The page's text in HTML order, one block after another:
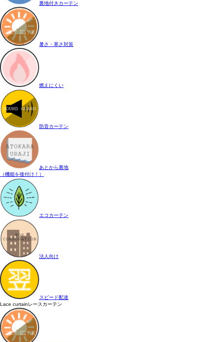
裏地付きカーテン
暑さ・寒さ対策
燃えにくい
防音カーテン
あとから裏地
（機能を後付け！）
エコカーテン
法人向け
スピード配達
Lace curtainレースカーテン